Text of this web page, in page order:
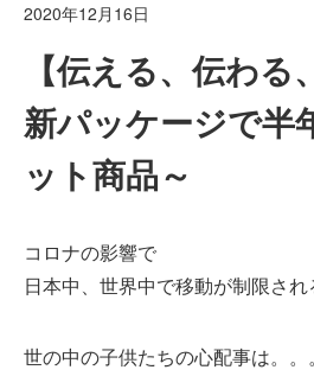
2020年12月16日
【伝える、伝わる
新パッケージで半
ット商品～
コロナの影響で
日本中、世界中で移動が制限され
世の中の子供たちの心配事は。。。